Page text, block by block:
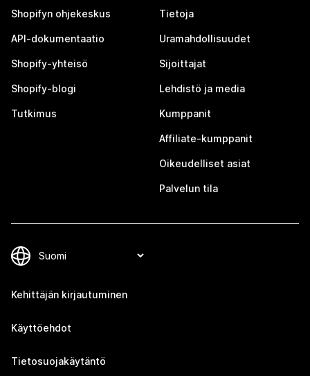
Shopifyn ohjekeskus
API-dokumentaatio
Shopify-yhteisö
Shopify-blogi
Tutkimus
Tietoja
Uramahdollisuudet
Sijoittajat
Lehdistö ja media
Kumppanit
Affiliate-kumppanit
Oikeudelliset asiat
Palvelun tila
Kehittäjän kirjautuminen
Käyttöehdot
Tietosuojakäytäntö